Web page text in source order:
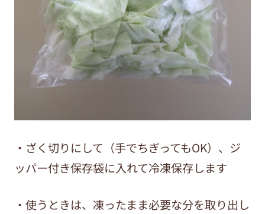
・ざく切りにして（手でちぎってもOK）、ジ
ッパー付き保存袋に入れて冷凍保存します
・使うときは、凍ったまま必要な分を取り出し